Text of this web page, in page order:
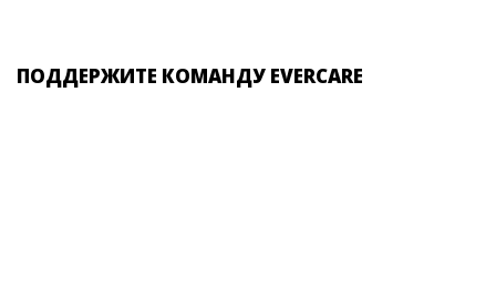
ПОДДЕРЖИТЕ КОМАНДУ EVERCARE